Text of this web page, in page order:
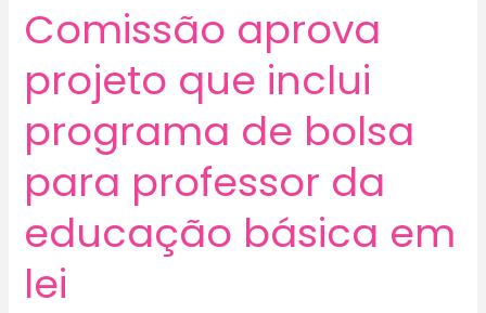
agências
15
mil
demissões
Comissão aprova
projeto que inclui
programa de bolsa
para professor da
educação básica em
lei